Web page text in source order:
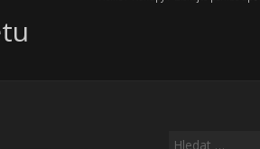
Vyhledávání